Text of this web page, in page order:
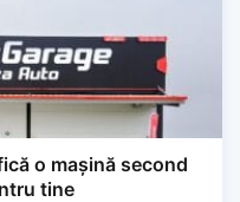
o mașină second
tine